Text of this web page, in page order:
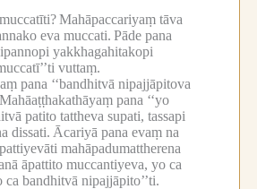
Mahāpaccariyaṃ tāva
eva muccati. Pāde pana
yakkhagahitakopi
vuttaṃ.
pana ‘‘bandhitvā nipajjāpitova
Mahāaṭṭhakathāyaṃ pana ‘‘yo
patito tattheva supati, tassapi
dissati. Ācariyā pana evaṃ na
mahāpadumattherena
āpattito muccantiyeva, yo ca
bandhitvā nipajjāpito’’ti.